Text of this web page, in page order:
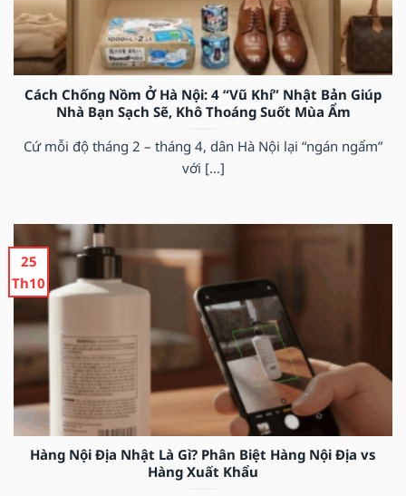
Cách Chống Nồm Ở Hà Nội: 4 “Vũ Khí” Nhật Bản Giúp
Nhà Bạn Sạch Sẽ, Khô Thoáng Suốt Mùa Ẩm
Cứ mỗi độ tháng 2 – tháng 4, dân Hà Nội lại “ngán ngẩm”
với [...]
Hàng Nội Địa Nhật Là Gì? Phân Biệt Hàng Nội Địa vs
Hàng Xuất Khẩu
25
Th10